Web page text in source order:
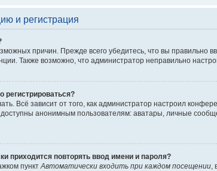
и регистрация
причин. Прежде всего убедитесь, что вы
Также возможно, что администратор неправильно
Всё зависит от того, как администратор настроил
анонимным пользователям: аватары, личные
приходится повторять ввод имени и пароля?
пунктАвтоматически входить при каждом посещении,